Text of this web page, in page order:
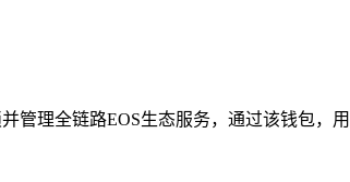
管理全链路EOS生态服务，通过该钱包，